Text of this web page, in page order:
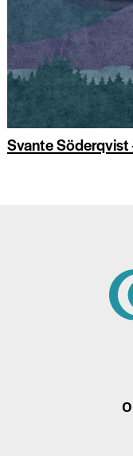
Svante